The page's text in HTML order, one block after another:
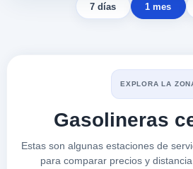
7 días 1 mes
EXPLORA LA
Gasolineras
Estas son algunas estaciones de
para comparar precios y